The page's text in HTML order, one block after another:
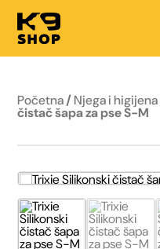
Početna/Njega i higijena
čistač šapa za pse S-M